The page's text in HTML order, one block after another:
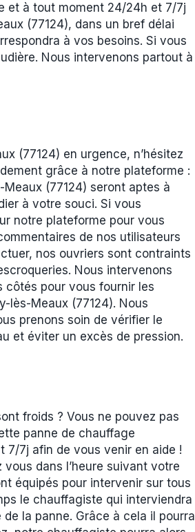
et à tout moment 24/24h et 7/7j
(77124), dans un bref délai
à vos besoins. Si vous
Nous intervenons partout à
(77124) en urgence, n’hésitez
grâce à notre plateforme :
(77124) seront aptes à
à votre souci. Si vous
notre plateforme pour vous
de nos utilisateurs
nos ouvriers sont contraints
Nous intervenons
côtés pour vous fournir les
lès-Meaux (77124). Nous
prenons soin de vérifier le
et éviter un excès de pression.
froids ? Vous ne pouvez pas
panne de chauffage
7/7j afin de vous venir en aide !
dans l’heure suivant votre
équipés pour intervenir sur tous
le chauffagiste qui interviendra
la panne. Grâce à cela il pourra